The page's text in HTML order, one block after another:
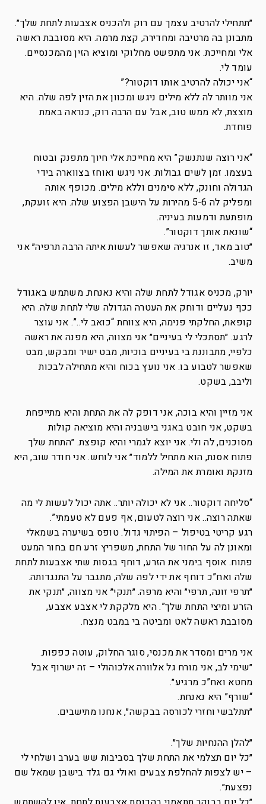
״תתחילי להרטיב עצמך עם רוק ולהכניס אצבעות לתחת שלך״.
מתבונן בה מרטיבה ומחדירה, קצת מרמה. היא מסובבת ראשה
אלי ומחייכת. אני מתפשט מחלוקי ומוציא הזין מהמכנסיים.
עומד לי.
“אני יכולה להרטיב אותו דוקטור?”
אני מוותר לה ללא מילים ניגש ומכוון את הזין לפה שלה. היא
מוצצת, לא ממש טוב, אבל עם הרבה רוק, כנראה באמת
פוחדת.
“אני רוצה שנתנשק” היא מחייכת אלי חיוך מתפנק ובטוח
בעצמו. זמן לשים גבולות. אני ניגש ואוחז בצווארה בידי
הגדולה וחונק, ללא סימנים וללא מילים. מכופף אותה
ומפליק לה 5-6 מהירות על הישבן הפצוע שלה. היא זועקת,
מופתעת ודמעות בעיניה.
“שונאת אותך דוקטור”.
״טוב מאד, זו אנרגיה שאפשר לעשות איתה הרבה תרפיה״ אני
משיב.
יורק, מכניס אגודל לתחת שלה והיא נאנחת. משתמש באגודל
ככף נעליים ודוחק את העטרה הגדולה שלי לתחת שלה. היא
קופאת, החלקתי פנימה, היא צווחת “כואב לי..”. אני עוצר
לרגע. ״תסתכלי לי בעיניים״ אני מצווה, היא מפנה את ראשה
כלפיי, מתבוננת בי בעיניים בוכיות, מבט ישיר ומבקש, מבט
שאפשר לטבוע בו. אני נועץ בכוח והיא מתחילה לבכות
וליבב, בשקט.
אני מזיין והיא בוכה, אני דופק לה את התחת והיא מתייפחת
בשקט, אני חובט באגני בישבניה והיא מוציאה קולות
מסוכנים, לה ולי. אני יוצא לגמרי והיא קופצת. ״התחת שלך
פתוח אסנת, הוא מתחיל ללמוד״ אני לוחש. אני חודר שוב, היא
מזנקת ואומרת את המילה.
“סליחה דוקטור.. אני לא יכולה יותר.. אתה יכול לעשות לי מה
שאתה רוצה.. אני רוצה לטעום, אף פעם לא טעמתי”.
רגע קריטי בטיפול – הפיתוי גדול. טופס בשיערה בשמאלי
ומאונן לה על החור של התחת, משפריץ זרע חם בחור המעט
פתוח. אוסף בימני את הזרע, דוחף בגסות שתי אצבעות לתחת
שלה ואח”כ דוחף את ידי לפה שלה, מתגבר על התנגדותה.
״תרפי זונה, תרפי״ והיא מרפה. ״תנקי״ אני מצווה, ״תנקי את
הזרע ומיצי התחת שלך”. היא מלקקת לי אצבע אצבע,
מסובבת ראשה לאט ומביטה בי במבט מנצח.
אני מרים ומסדר את מכנסי, סוגר החלוק, עוטה כפפות.
״שימי לב, אני מורח גל אלוורה אלכוהולי – זה ישרוף אבל
מחטא ואח”כ מרגיע״.
“שורף” היא נאנחת.
״תתלבשי וחזרי לכורסה בבקשה״, אנחנו מתישבים.
״להלן ההנחיות שלך״.
״כל יום תצלמי את התחת שלך בסביבות שש בערב ושלחי לי
– יש לצפות להחלפת צבעים ואולי גם גלד בישבן שמאל שם
נפצעת״.